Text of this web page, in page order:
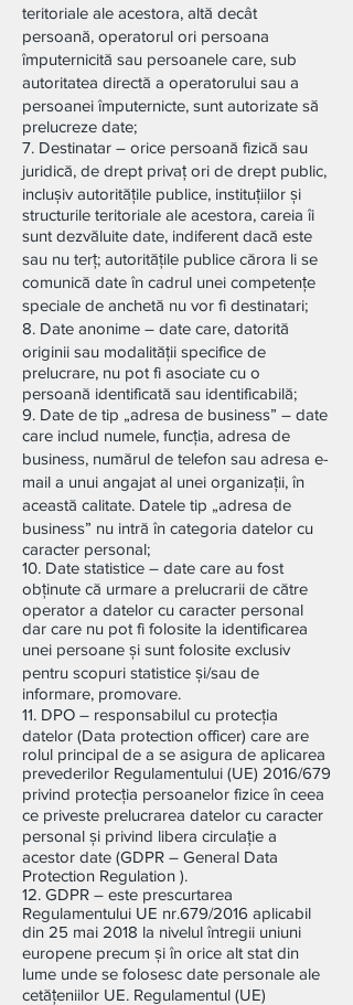
teritoriale ale acestora, altă decât
persoană, operatorul ori persoana
împuternicită sau persoanele care, sub
autoritatea directă a operatorului sau a
persoanei împuternicte, sunt autorizate să
prelucreze date;
7. Destinatar – orice persoană fizică sau
juridică, de drept privaț ori de drept public,
inclușiv autoritățile publice, instituțiilor și
structurile teritoriale ale acestora, careia îi
sunt dezvăluite date, indiferent dacă este
sau nu terț; autoritățile publice cărora li se
comunică date în cadrul unei competențe
speciale de anchetă nu vor fi destinatari;
8. Date anonime – date care, datorită
originii sau modalității specifice de
prelucrare, nu pot fi asociate cu o
persoană identificată sau identificabilă;
9. Date de tip „adresa de business” – date
care includ numele, funcția, adresa de
business, numărul de telefon sau adresa e-
mail a unui angajat al unei organizații, în
această calitate. Datele tip „adresa de
business” nu intră în categoria datelor cu
caracter personal;
10. Date statistice – date care au fost
obținute că urmare a prelucrarii de către
operator a datelor cu caracter personal
dar care nu pot fi folosite la identificarea
unei persoane și sunt folosite exclusiv
pentru scopuri statistice și/sau de
informare, promovare.
11. DPO – responsabilul cu protecția
datelor (Data protection officer) care are
rolul principal de a se asigura de aplicarea
prevederilor Regulamentului (UE) 2016/679
privind protecția persoanelor fizice în ceea
ce priveste prelucrarea datelor cu caracter
personal și privind libera circulație a
acestor date (GDPR – General Data
Protection Regulation ).
12. GDPR – este prescurtarea
Regulamentului UE nr.679/2016 aplicabil
din 25 mai 2018 la nivelul întregii uniuni
europene precum și în orice alt stat din
lume unde se folosesc date personale ale
cetățeniilor UE. Regulamentul (UE)